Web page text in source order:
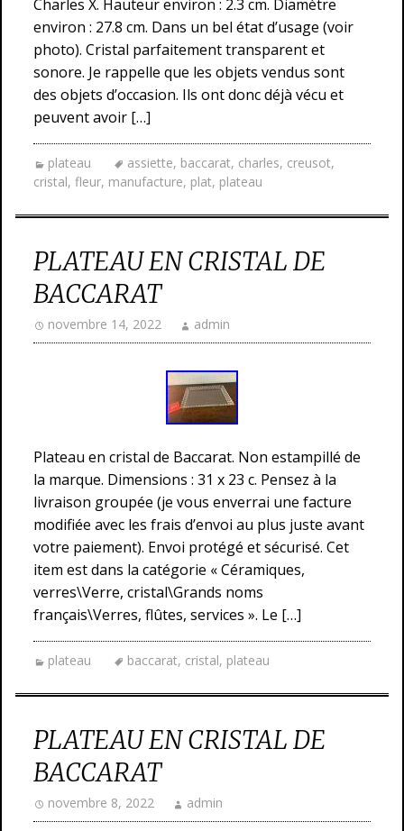
Charles X. Hauteur environ : 2.3 cm. Diamètre
environ : 27.8 cm. Dans un bel état d’usage (voir
photo). Cristal parfaitement transparent et
sonore. Je rappelle que les objets vendus sont
des objets d’occasion. Ils ont donc déjà vécu et
peuvent avoir […]
plateau assiette, baccarat, charles, creusot,
cristal, fleur, manufacture, plat, plateau
PLATEAU EN CRISTAL DE
BACCARAT
novembre 14, 2022 admin
Plateau en cristal de Baccarat. Non estampillé de
la marque. Dimensions : 31 x 23 c. Pensez à la
livraison groupée (je vous enverrai une facture
modifiée avec les frais d’envoi au plus juste avant
votre paiement). Envoi protégé et sécurisé. Cet
item est dans la catégorie « Céramiques,
verres\Verre, cristal\Grands noms
français\Verres, flûtes, services ». Le […]
plateau baccarat, cristal, plateau
PLATEAU EN CRISTAL DE
BACCARAT
novembre 8, 2022 admin